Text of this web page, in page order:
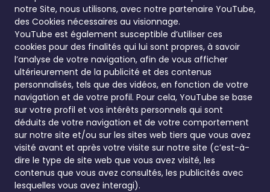
notre Site, nous utilisons, avec notre partenaire YouTube,
des Cookies nécessaires au visionnage.
YouTube est également susceptible d’utiliser ces
cookies pour des finalités qui lui sont propres, à savoir
l’analyse de votre navigation, afin de vous afficher
ultérieurement de la publicité et des contenus
personnalisés, tels que des vidéos, en fonction de votre
navigation et de votre profil. Pour cela, YouTube se base
sur votre profil et vos intérêts personnels qui sont
déduits de votre navigation et de votre comportement
sur notre site et/ou sur les sites web tiers que vous avez
visité avant et après votre visite sur notre site (c’est-à-
dire le type de site web que vous avez visité, les
contenus que vous avez consultés, les publicités avec
lesquelles vous avez interagi).